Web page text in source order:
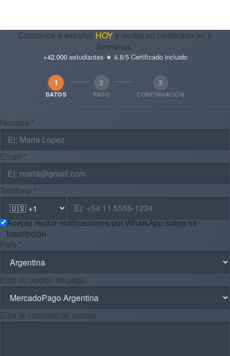
Comience a estudiar HOYy reciba su certificado en 6
Semanas.
+42.000estudiantes·★ 4.8/5·Certificado incluido
1
DATOS
2
PAGO
3
CONFIRMACIÓN
Nombre *
Email *
Teléfono *
Acepto recibir notificaciones por WhatsApp sobre mi
inscripción
País *
Elija su opción de pago
Elija la cantidad de cuotas